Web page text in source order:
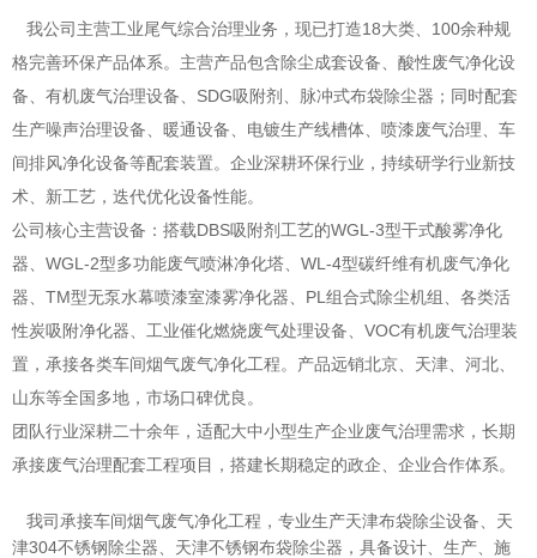
我公司主营工业尾气综合治理业务，现已打造18大类、100余种规
格完善环保产品体系。主营产品包含除尘成套设备、酸性废气净化设
备、有机废气治理设备、 SDG吸附剂
、脉冲式布袋除尘器；同时配套
生产噪声治理设备、暖通设备、 电镀生产线槽体、喷漆废气治理、车
间排风净化设备等配套装置。企业深耕环保行业，持续研学行业新技
术、新工艺，迭代优化设备性能。
公司核心主营设备：搭载DBS吸附剂工艺的WGL-3型干式酸雾净化
器 、WGL-2型多功能废气喷淋净化塔、WL-4型碳纤维有机废气净化
器 、TM型无泵水幕喷漆室漆雾净化器 、PL组合式除尘机组、各类活
性炭吸附净化器、工业催化燃烧废气处理设备、VOC有机废气治理装
置，承接各类车间烟气废气净化工程。产品远销北京、天津、河北、
山东等全国多地，市场口碑优良。
团队行业深耕二十余年，适配大中小型生产企业废气治理需求，长期
承接废气治理配套工程项目，搭建长期稳定的政企、企业合作体系。
我司承接车间烟气废气净化工程，专业生产天津布袋除尘设备、天
津304不锈钢除尘器、天津不锈钢布袋除尘器，具备设计、生产、施